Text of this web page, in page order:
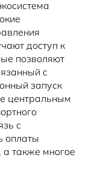
доступ к
позволяют
с
запуск
центральным
с
оплаты
также многое